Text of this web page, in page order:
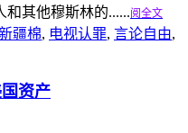
和其他穆斯林的......阅全文
疆棉, 电视认罪, 言论自由,
资产